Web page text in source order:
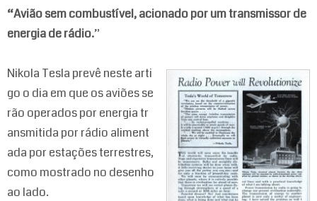
“Avião sem combustível, acionado por um transmissor de
energia de rádio.”
Nikola Tesla prevê neste arti
go o dia em que os aviões se
rão operados por energia tr
ansmitida por rádio aliment
ada por estações terrestres,
como mostrado no desenho
ao lado.